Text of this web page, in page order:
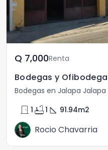
Q	7,000Renta
Bodegas y
Bodegas en Jalapa Jalapa
door_front 1 bathtub1 square_foot 91.94m2
Rocio Chavarria